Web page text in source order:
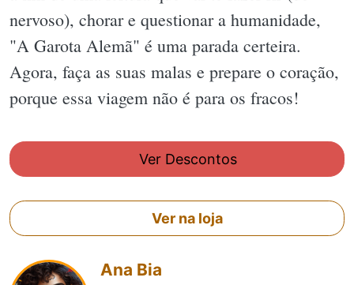
nervoso), chorar e questionar a humanidade,
"A Garota Alemã" é uma parada certeira.
Agora, faça as suas malas e prepare o coração,
porque essa viagem não é para os fracos!
Ver Descontos
Ver na loja
Ana Bia